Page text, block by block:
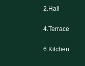
2.Hall
4.Terrace
6.Kitchen